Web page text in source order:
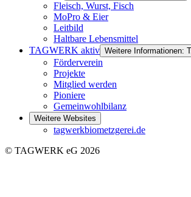
Fleisch, Wurst, Fisch
MoPro & Eier
Leitbild
Haltbare Lebensmittel
TAGWERK aktiv Weitere Informationen:
Förderverein
Projekte
Mitglied werden
Pioniere
Gemeinwohlbilanz
Weitere Websites
tagwerkbiometzgerei.de
© TAGWERK eG 2026